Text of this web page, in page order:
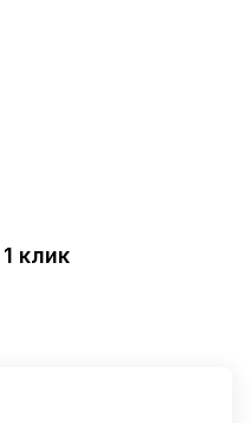
клик